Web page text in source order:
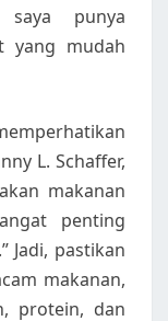
saya punya
yang mudah
L. Schaffer,
makanan
penting
Jadi, pastikan
makanan,
protein, dan